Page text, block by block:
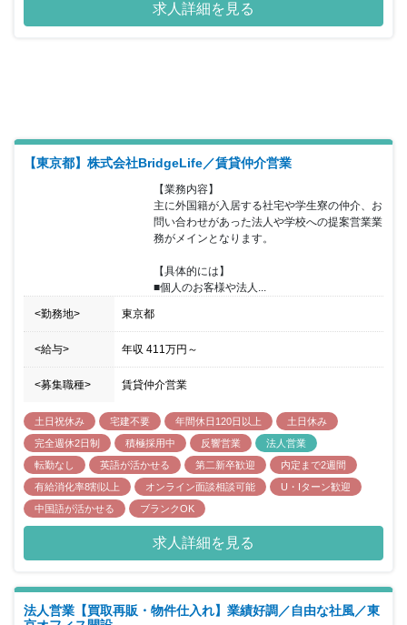
求人詳細を見る
【東京都】株式会社BridgeLife／賃貸仲介営業
【業務内容】
主に外国籍が入居する社宅や学生寮の仲介、お
問い合わせがあった法人や学校への提案営業業
務がメインとなります。
【具体的には】
■個人のお客様や法人...
<勤務地> 東京都
<給与> 年収 411万円 ～
<募集職種> 賃貸仲介営業
土日祝休み 宅建不要 年間休日120日以上
土日休み
完全週休2日制
積極採用中 反響営業
法人営業
転勤なし
英語が活かせる 第二新卒歓迎
内定まで2週間
有給消化率8割以上
オンライン面談相談可能
U・Iターン歓迎
中国語が活かせる
ブランクOK
求人詳細を見る
法人営業【買取再販・物件仕入れ】業績好調／自由な社風／東